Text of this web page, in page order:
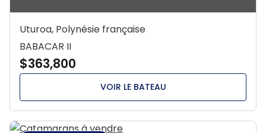
Uturoa, Polynésie française
BABACAR II
$363,800
VOIR LE BATEAU